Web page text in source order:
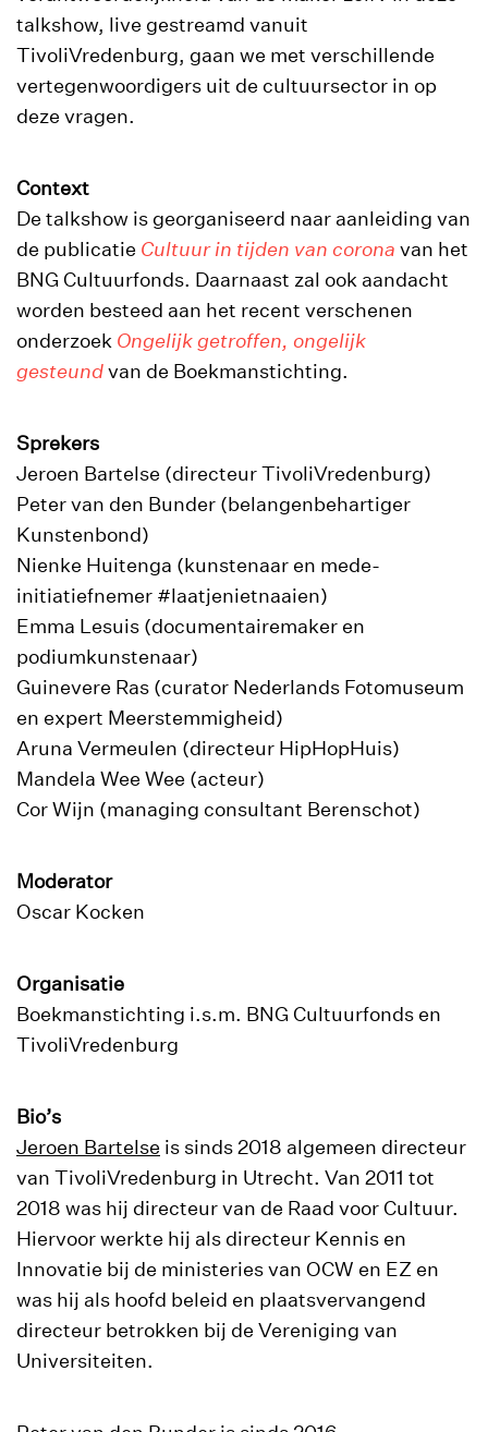
talkshow, live gestreamd vanuit
TivoliVredenburg, gaan we met verschillende
vertegenwoordigers uit de cultuursector in op
deze vragen.
Context
De talkshow is georganiseerd naar aanleiding van
de publicatie Cultuur in tijden van corona van het
BNG Cultuurfonds. Daarnaast zal ook aandacht
worden besteed aan het recent verschenen
onderzoek Ongelijk getroffen, ongelijk
gesteundvan de Boekmanstichting.
Sprekers
Jeroen Bartelse (directeur TivoliVredenburg)
Peter van den Bunder (belangenbehartiger
Kunstenbond)
Nienke Huitenga (kunstenaar en mede-
initiatiefnemer #laatjenietnaaien)
Emma Lesuis (documentairemaker en
podiumkunstenaar)
Guinevere Ras (curator Nederlands Fotomuseum
en expert Meerstemmigheid)
Aruna Vermeulen (directeur HipHopHuis)
Mandela Wee Wee (acteur)
Cor Wijn (managing consultant Berenschot)
Moderator
Oscar Kocken
Organisatie
Boekmanstichting i.s.m. BNG Cultuurfonds en
TivoliVredenburg
Bio’s
Jeroen Bartelse is sinds 2018 algemeen directeur
van TivoliVredenburg in Utrecht. Van 2011 tot
2018 was hij directeur van de Raad voor Cultuur.
Hiervoor werkte hij als directeur Kennis en
Innovatie bij de ministeries van OCW en EZ en
was hij als hoofd beleid en plaatsvervangend
directeur betrokken bij de Vereniging van
Universiteiten.